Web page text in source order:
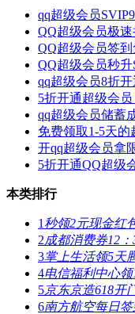
qq超级会员
QQ超级会员极
QQ超级会员签
QQ超级会员秒
qq超级会员8折
5折开通超级会
qq超级会员储蓄
免费领取1-5天
开qq超级会员拿
5折开通QQ超级
本类排行
1 秒领2元现金红
2成都消费券12
3掌上生活领5天
4电信福利中心领
5京东京造618开
6南方航空每日